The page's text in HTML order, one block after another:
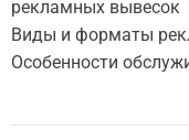
рекламных вывесок
Виды и форматы
Особенности